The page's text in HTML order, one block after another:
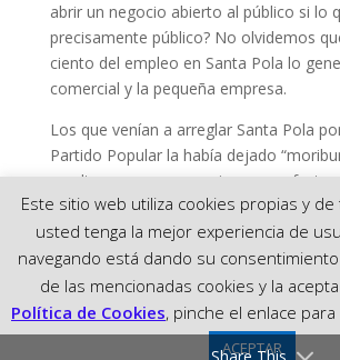
abrir un negocio abierto al público si lo
precisamente público? No olvidemos
ciento del empleo en Santa Pola lo
comercial y la pequeña empresa.
Los que venían a arreglar Santa Pola
Partido Popular la había dejado
resulta que con sus acciones y nefasta
dejado como un erial, sin negocios, sin
vida.
© 2023 PARTIDO POPULAR DE
Este sitio web utiliza cookies propias y
usted tenga la mejor experiencia de
navegando está dando su
de las mencionadas cookies y la
Política de Cookies, pinche el enlace
ACEPTAR